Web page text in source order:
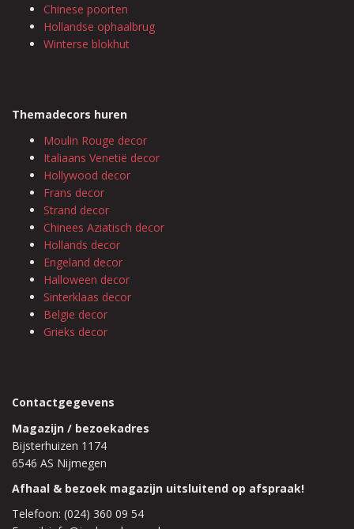
Chinese poorten
Hollandse ophaalbrug
Winterse blokhut
Themadecors huren
Moulin Rouge decor
Italiaans Venetië decor
Hollywood decor
Frans decor
Strand decor
Chinees Aziatisch decor
Hollands decor
Engeland decor
Halloween decor
Sinterklaas decor
Belgie decor
Grieks decor
Contactgegevens
Magazijn / bezoekadres
Bijsterhuizen 1174
6546 AS Nijmegen
Afhaal & bezoek magazijn uitsluitend op afspraak!
Telefoon: (024) 360 09 54